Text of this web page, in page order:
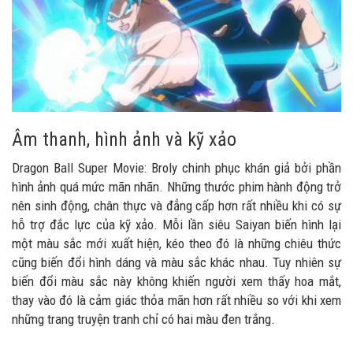
Âm thanh, hình ảnh và kỹ xảo
Dragon Ball Super Movie: Broly chinh phục khán giả bởi phần
hình ảnh quá mức mãn nhãn. Những thước phim hành động trở
nên sinh động, chân thực và đẳng cấp hơn rất nhiều khi có sự
hỗ trợ đắc lực của kỹ xảo. Mỗi lần siêu Saiyan biến hình lại
một màu sắc mới xuất hiện, kéo theo đó là những chiêu thức
cũng biến đổi hình dáng và màu sắc khác nhau. Tuy nhiên sự
biến đổi màu sắc này không khiến người xem thấy hoa mắt,
thay vào đó là cảm giác thỏa mãn hơn rất nhiều so với khi xem
những trang truyện tranh chỉ có hai màu đen trắng.